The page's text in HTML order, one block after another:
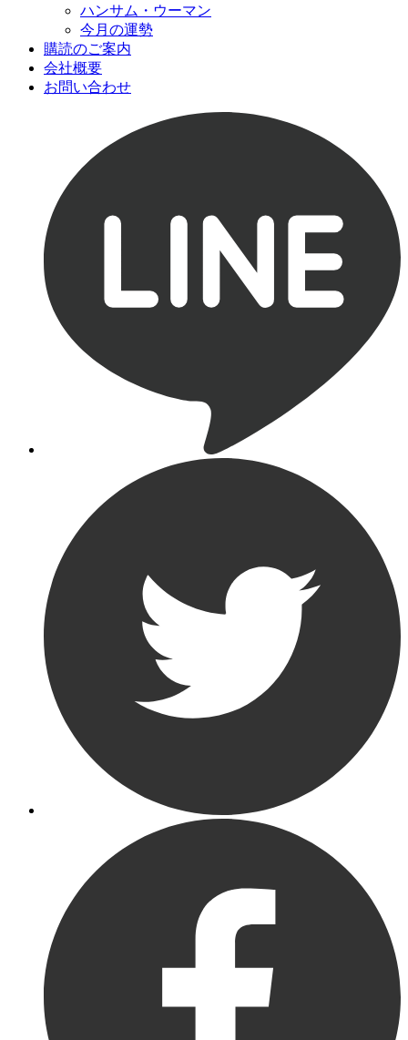
ハンサム・ウーマン
今月の運勢
購読のご案内
会社概要
お問い合わせ